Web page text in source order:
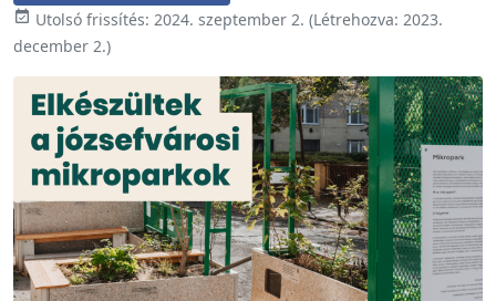
 Utolsó frissítés: 2024. szeptember 2. (Létrehozva: 2023.
december 2.)